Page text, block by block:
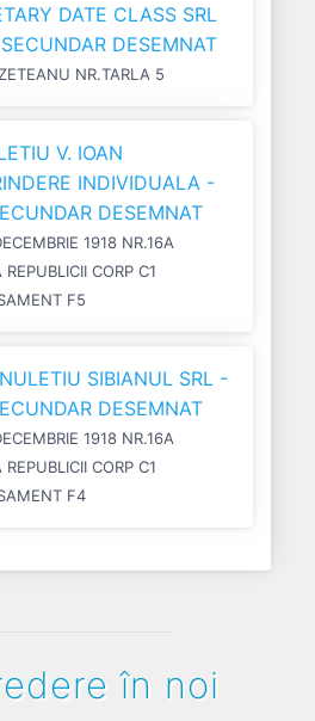
DATE CLASS SRL
DESEMNAT
NR.TARLA 5
V. IOAN
INDIVIDUALA -
DESEMNAT
1918 NR.16A
REPUBLICII CORP C1
F5
SIBIANUL SRL -
DESEMNAT
1918 NR.16A
REPUBLICII CORP C1
F4
în noi